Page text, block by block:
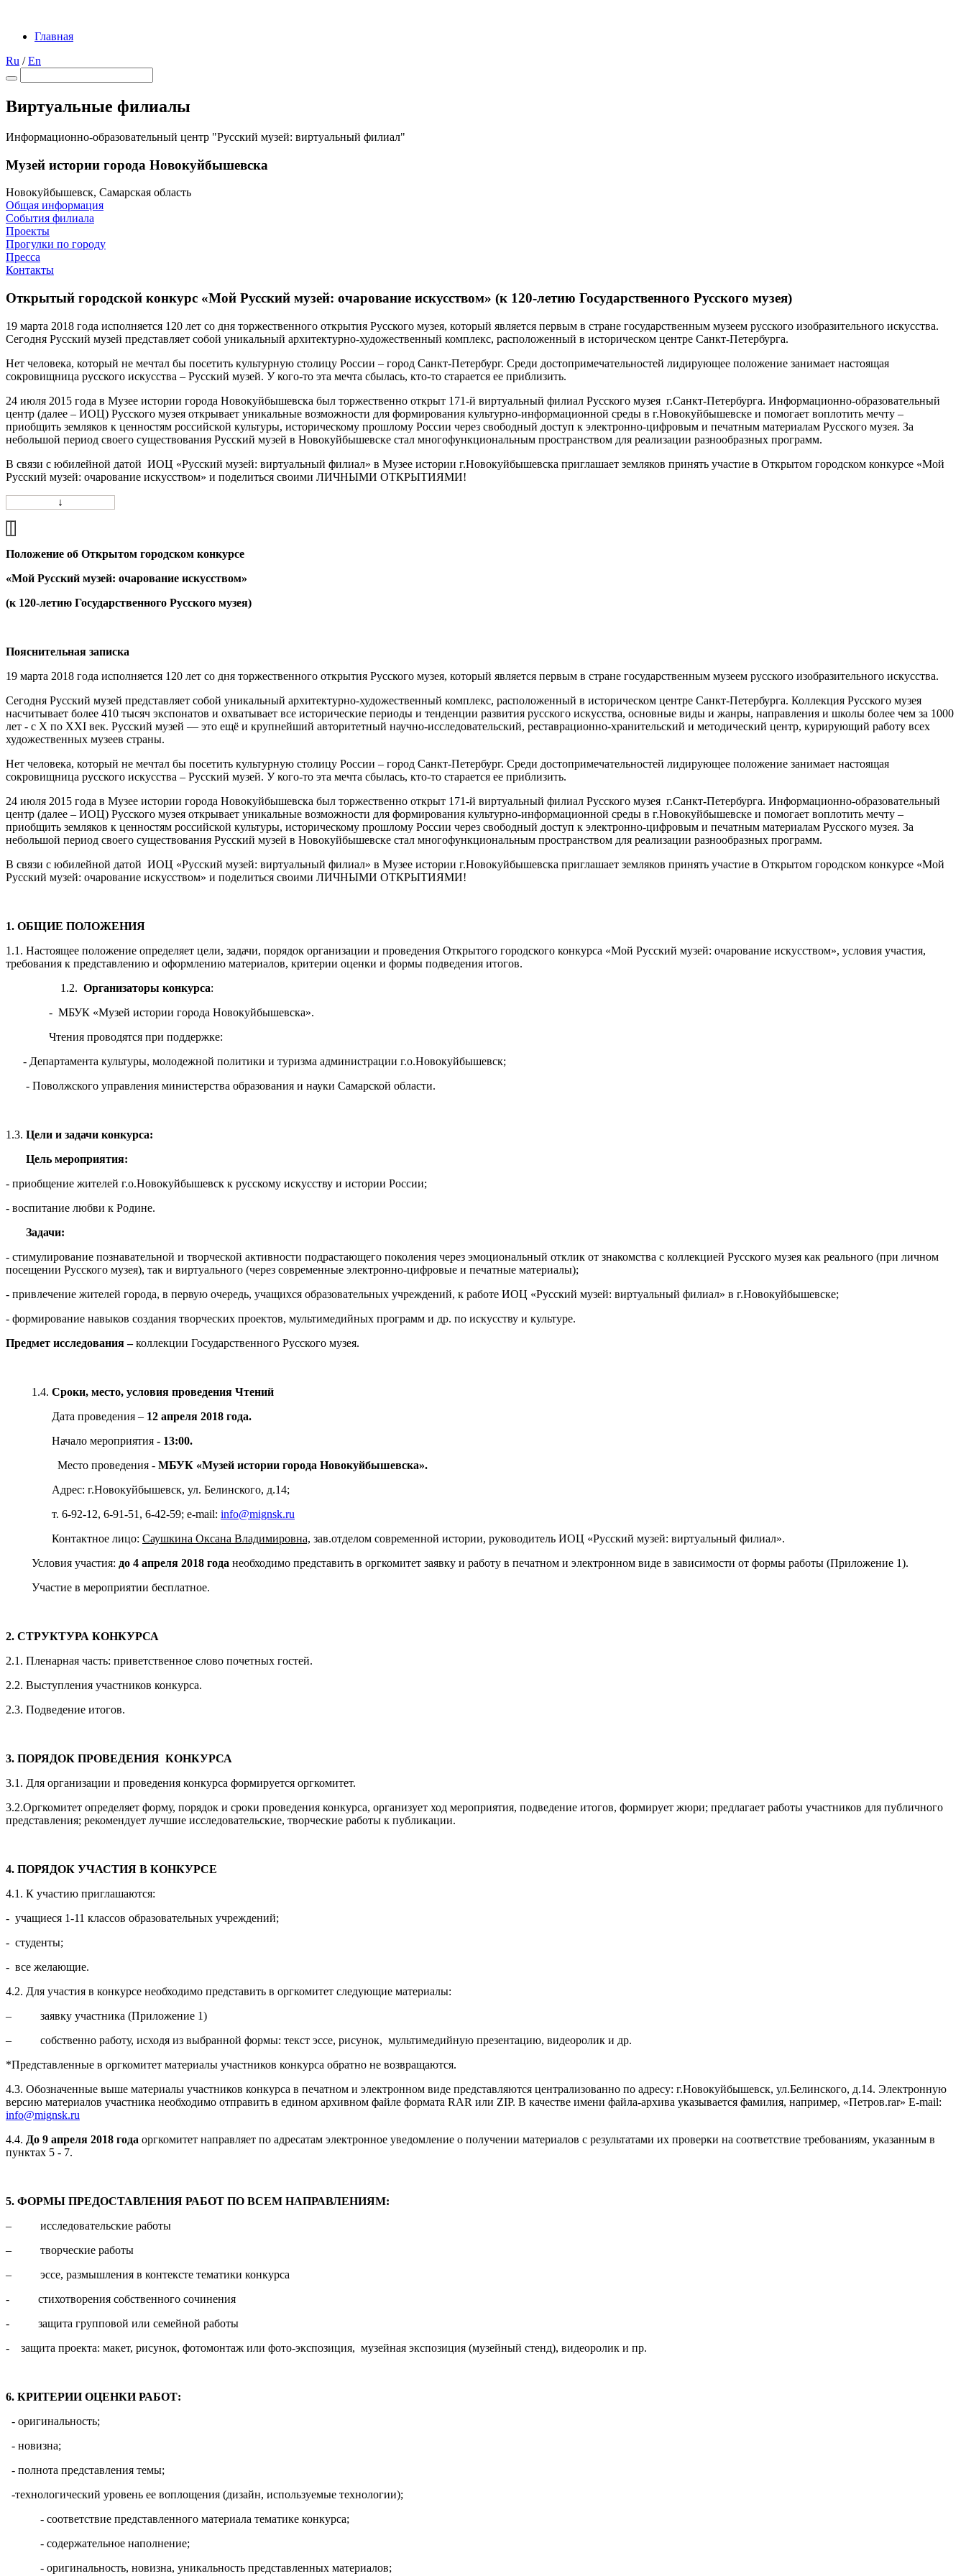
Главная
Ru /En
Виртуальные филиалы
Информационно-образовательный центр "Русский музей: виртуальный филиал"
Музей истории города Новокуйбышевска
Новокуйбышевск, Самарская область
Общая информация
События филиала
Проекты
Прогулки по городу
Пресса
Контакты
Открытый городской конкурс «Мой Русский музей: очарование искусством» (к 120-летию Государственного Русского музея)
19 марта 2018 года исполняется 120 лет со дня торжественного открытия Русского музея, который является первым в стране государственным музеем русского изобразительного искусства.
Сегодня Русский музей представляет собой уникальный архитектурно-художественный комплекс, расположенный в историческом центре Санкт-Петербурга.
Нет человека, который не мечтал бы посетить культурную столицу России – город Санкт-Петербург. Среди достопримечательностей лидирующее положение занимает настоящая
сокровищница русского искусства – Русский музей. У кого-то эта мечта сбылась, кто-то старается ее приблизить.
24 июля 2015 года в Музее истории города Новокуйбышевска был торжественно открыт 171-й виртуальный филиал Русского музея г.Санкт-Петербурга. Информационно-образовательный
центр (далее – ИОЦ) Русского музея открывает уникальные возможности для формирования культурно-информационной среды в г.Новокуйбышевске и помогает воплотить мечту –
приобщить земляков к ценностям российской культуры, историческому прошлому России через свободный доступ к электронно-цифровым и печатным материалам Русского музея. За
небольшой период своего существования Русский музей в Новокуйбышевске стал многофункциональным пространством для реализации разнообразных программ.
В связи с юбилейной датой ИОЦ «Русский музей: виртуальный филиал» в Музее истории г.Новокуйбышевска приглашает земляков принять участие в Открытом городском конкурсе «Мой
Русский музей: очарование искусством» и поделиться своими ЛИЧНЫМИ ОТКРЫТИЯМИ!
↓
Положение об Открытом городском конкурсе
«Мой Русский музей: очарование искусством»
(к 120-летию Государственного Русского музея)
Пояснительная записка
19 марта 2018 года исполняется 120 лет со дня торжественного открытия Русского музея, который является первым в стране государственным музеем русского изобразительного искусства.
Сегодня Русский музей представляет собой уникальный архитектурно-художественный комплекс, расположенный в историческом центре Санкт-Петербурга. Коллекция Русского музея
насчитывает более 410 тысяч экспонатов и охватывает все исторические периоды и тенденции развития русского искусства, основные виды и жанры, направления и школы более чем за 1000
лет - с Х по ХХI век. Русский музей — это ещё и крупнейший авторитетный научно-исследовательский, реставрационно-хранительский и методический центр, курирующий работу всех
художественных музеев страны.
Нет человека, который не мечтал бы посетить культурную столицу России – город Санкт-Петербург. Среди достопримечательностей лидирующее положение занимает настоящая
сокровищница русского искусства – Русский музей. У кого-то эта мечта сбылась, кто-то старается ее приблизить.
24 июля 2015 года в Музее истории города Новокуйбышевска был торжественно открыт 171-й виртуальный филиал Русского музея г.Санкт-Петербурга. Информационно-образовательный
центр (далее – ИОЦ) Русского музея открывает уникальные возможности для формирования культурно-информационной среды в г.Новокуйбышевске и помогает воплотить мечту –
приобщить земляков к ценностям российской культуры, историческому прошлому России через свободный доступ к электронно-цифровым и печатным материалам Русского музея. За
небольшой период своего существования Русский музей в Новокуйбышевске стал многофункциональным пространством для реализации разнообразных программ.
В связи с юбилейной датой ИОЦ «Русский музей: виртуальный филиал» в Музее истории г.Новокуйбышевска приглашает земляков принять участие в Открытом городском конкурсе «Мой
Русский музей: очарование искусством» и поделиться своими ЛИЧНЫМИ ОТКРЫТИЯМИ!
1. ОБЩИЕ ПОЛОЖЕНИЯ
1.1. Настоящее положение определяет цели, задачи, порядок организации и проведения Открытого городского конкурса «Мой Русский музей: очарование искусством», условия участия,
требования к представлению и оформлению материалов, критерии оценки и формы подведения итогов.
1.2. Организаторы конкурса:
- МБУК «Музей истории города Новокуйбышевска».
Чтения проводятся при поддержке:
- Департамента культуры, молодежной политики и туризма администрации г.о.Новокуйбышевск;
- Поволжского управления министерства образования и науки Самарской области.
1.3. Цели и задачи конкурса:
Цель мероприятия:
- приобщение жителей г.о.Новокуйбышевск к русскому искусству и истории России;
- воспитание любви к Родине.
Задачи:
- стимулирование познавательной и творческой активности подрастающего поколения через эмоциональный отклик от знакомства с коллекцией Русского музея как реального (при личном
посещении Русского музея), так и виртуального (через современные электронно-цифровые и печатные материалы);
- привлечение жителей города, в первую очередь, учащихся образовательных учреждений, к работе ИОЦ «Русский музей: виртуальный филиал» в г.Новокуйбышевске;
- формирование навыков создания творческих проектов, мультимедийных программ и др. по искусству и культуре.
Предмет исследования –коллекции Государственного Русского музея.
1.4. Сроки, место, условия проведения Чтений
Дата проведения – 12 апреля 2018 года.
Начало мероприятия - 13:00.
Место проведения - МБУК «Музей истории города Новокуйбышевска».
Адрес: г.Новокуйбышевск, ул. Белинского, д.14;
т. 6-92-12, 6-91-51, 6-42-59; е-mail: info@mignsk.ru
Контактное лицо: Саушкина Оксана Владимировна, зав.отделом современной истории, руководитель ИОЦ «Русский музей: виртуальный филиал».
Условия участия: до 4 апреля 2018 года необходимо представить в оргкомитет заявку и работу в печатном и электронном виде в зависимости от формы работы (Приложение 1).
Участие в мероприятии бесплатное.
2. СТРУКТУРА КОНКУРСА
2.1. Пленарная часть: приветственное слово почетных гостей.
2.2. Выступления участников конкурса.
2.3. Подведение итогов.
3. ПОРЯДОК ПРОВЕДЕНИЯ КОНКУРСА
3.1. Для организации и проведения конкурса формируется оргкомитет.
3.2.Оргкомитет определяет форму, порядок и сроки проведения конкурса, организует ход мероприятия, подведение итогов, формирует жюри; предлагает работы участников для публичного
представления; рекомендует лучшие исследовательские, творческие работы к публикации.
4. ПОРЯДОК УЧАСТИЯ В КОНКУРСЕ
4.1. К участию приглашаются:
- учащиеся 1-11 классов образовательных учреждений;
- студенты;
- все желающие.
4.2. Для участия в конкурсе необходимо представить в оргкомитет следующие материалы:
– заявку участника (Приложение 1)
– собственно работу, исходя из выбранной формы: текст эссе, рисунок, мультимедийную презентацию, видеоролик и др.
*Представленные в оргкомитет материалы участников конкурса обратно не возвращаются.
4.3. Обозначенные выше материалы участников конкурса в печатном и электронном виде представляются централизованно по адресу: г.Новокуйбышевск, ул.Белинского, д.14. Электронную
версию материалов участника необходимо отправить в едином архивном файле формата RAR или ZIP. В качестве имени файла-архива указывается фамилия, например, «Петров.rar» E-mail:
info@mignsk.ru
4.4. До 9 апреля 2018 года оргкомитет направляет по адресатам электронное уведомление о получении материалов с результатами их проверки на соответствие требованиям, указанным в
пунктах 5 - 7.
5. ФОРМЫ ПРЕДОСТАВЛЕНИЯ РАБОТ ПО ВСЕМ НАПРАВЛЕНИЯМ:
– исследовательские работы
– творческие работы
– эссе, размышления в контексте тематики конкурса
- стихотворения собственного сочинения
- защита групповой или семейной работы
- защита проекта: макет, рисунок, фотомонтаж или фото-экспозиция, музейная экспозиция (музейный стенд), видеоролик и пр.
6. КРИТЕРИИ ОЦЕНКИ РАБОТ:
- оригинальность;
- новизна;
- полнота представления темы;
-технологический уровень ее воплощения (дизайн, используемые технологии);
- соответствие представленного материала тематике конкурса;
- содержательное наполнение;
- оригинальность, новизна, уникальность представленных материалов;